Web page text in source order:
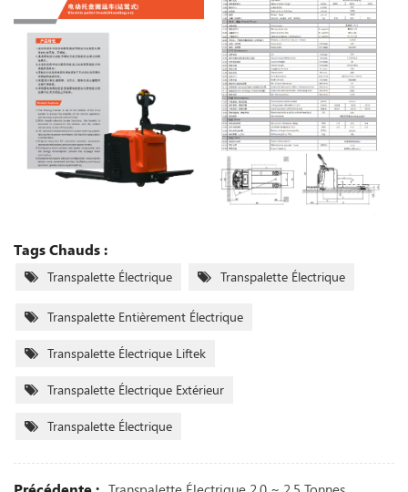
Tags Chauds :
Transpalette Électrique Transpalette Électrique
Transpalette Entièrement Électrique
Transpalette Électrique Liftek
Transpalette Électrique Extérieur
Transpalette Électrique